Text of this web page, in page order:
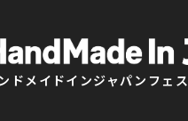
ドメイドインジャパンフェス